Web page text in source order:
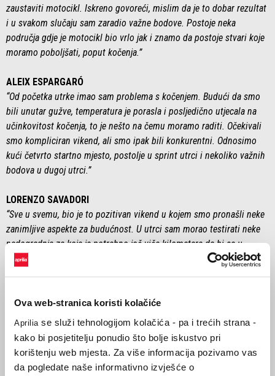
Ova web-stranica koristi kolačiće
Aprilia se služi tehnologijom kolačića - pa i trećih strana -
kako bi posjetitelju ponudio što bolje iskustvo pri
korištenju web mjesta. Za više informacija pozivamo vas
da pogledate naše informativno izvješće o
zaustaviti motocikl. Iskreno govoreći, mislim da je to dobar rezultat
i u svakom slučaju sam zaradio važne bodove. Postoje neka
područja gdje je motocikl bio vrlo jak i znamo da postoje stvari koje
moramo poboljšati, poput kočenja.”
ALEIX ESPARGARÓ
“Od početka utrke imao sam problema s kočenjem. Budući da smo
bili unutar gužve, temperatura je porasla i posljedično utjecala na
učinkovitost kočenja, to je nešto na čemu moramo raditi. Očekivali
smo kompliciran vikend, ali smo ipak bili konkurentni. Odnosimo
kući četvrto startno mjesto, postolje u sprint utrci i nekoliko važnih
bodova u dugoj utrci.”
LORENZO SAVADORI
“Sve u svemu, bio je to pozitivan vikend u kojem smo pronašli neke
zanimljive aspekte za budućnost. U utrci sam morao testirati neke
nadogradnje za koje je potrebno još više kilometara da bi se u
potpunosti ocijenile, ali da nije bilo toga, moj tempo utrke ne bi bio
uvjetima velike istrošenosti guma, slabog prianjanja, značajnih
dionica usporavanja i ubrzanja iz malih brzina. Sve su to područja
na koja se trenutačno fokusiramo i u pogledu motocikla 2025.
godine.”